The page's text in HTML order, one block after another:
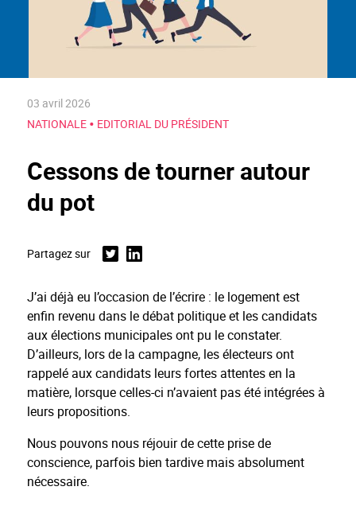
03 avril 2026
NATIONALE • EDITORIAL DU PRÉSIDENT
Cessons de tourner autour
du pot
Partagez sur TwitterLinkedin
J’ai déjà eu l’occasion de l’écrire : le logement est
enfin revenu dans le débat politique et les candidats
aux élections municipales ont pu le constater.
D’ailleurs, lors de la campagne, les électeurs ont
rappelé aux candidats leurs fortes attentes en la
matière, lorsque celles-ci n’avaient pas été intégrées à
leurs propositions.
Nous pouvons nous réjouir de cette prise de
conscience, parfois bien tardive mais absolument
nécessaire.